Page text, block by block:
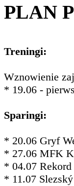
PLAN
Treningi:
Wznowienie
* 19.06 -
Sparingi:
* 20.06 Gryf
* 27.06 MFK
* 04.07
* 11.07